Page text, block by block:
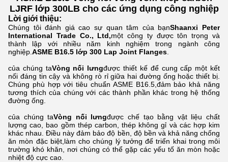
LJRF lớp 300LB cho các ứng dụng công nghiệp
Lời giới thiệu:
Chúng tôi đánh giá cao sự quan tâm của bạnShaanxi Peter
International Trade Co., Ltd,một công ty được tôn trọng và
thành lập với nhiều năm kinh nghiệm trong ngành công
nghiệp. ASME B16.5 lớp 300 Lap Joint Flanges
của chúng taVòng nối lưngđược thiết kế để cung cấp một kết
nối đáng tin cậy và không rò rỉ giữa hai đường ống hoặc thiết bị.
Chúng phù hợp với tiêu chuẩn ASME B16.5,đảm bảo khả năng
tương thích của chúng với các thành phần khác trong hệ thống
đường ống.
của chúng taVòng nối lưngđược chế tạo bằng vật liệu chất
lượng cao, bao gồm thép carbon, thép không gỉ và các hợp kim
khác nhau. Điều này đảm bảo độ bền, độ bền và khả năng chống
ăn mòn đặc biệt,làm cho chúng lý tưởng để triển khai trong môi
trường khó khăn, nơi chúng có thể gặp các yếu tố ăn mòn hoặc
nhiệt độ cực cao.